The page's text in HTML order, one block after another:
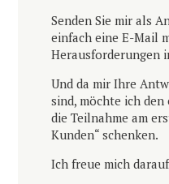
Senden Sie mir als
einfach eine E-Mail
Herausforderungen
Und da mir Ihre
sind, möchte ich
die Teilnahme am
Kunden“ schenken.
Ich freue mich